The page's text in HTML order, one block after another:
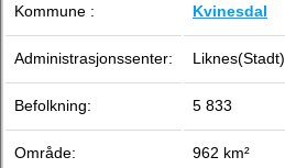
Kommune : Kvinesdal
Administrasjonssenter: Liknes(Stadt)
Befolkning: 5 833
Område: 962 km²